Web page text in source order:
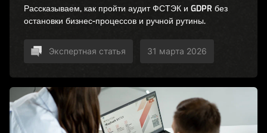
Рассказываем, как пройти аудит ФСТЭК и GDPR без
остановки бизнес-процессов и ручной рутины.
Экспертная статья 31 марта 2026